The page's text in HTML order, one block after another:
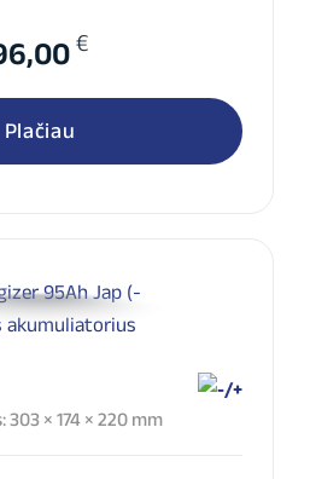
€
Plačiau
303 × 174 × 220 mm